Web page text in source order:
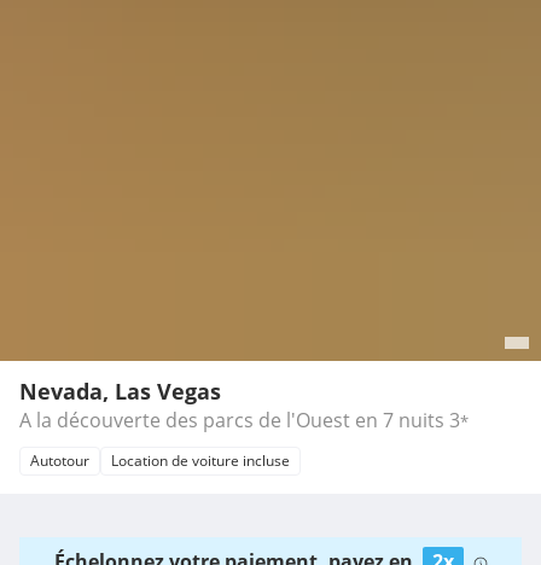
Nevada, Las Vegas
A la découverte des parcs de l'Ouest en 7 nuits 3*
Autotour Location de voiture incluse